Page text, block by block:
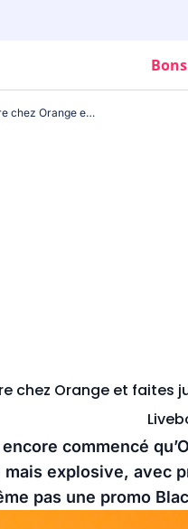
Profitez du Black Friday avant l'heure chez Orange et faites jusqu'à 199€ d’économies supplémentaires sur votre offre Livebox
chez Orange et
commencé
mais explosive,
pas une promo